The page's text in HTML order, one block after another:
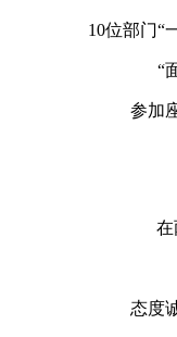
10位部门“
“
参加
在
态度